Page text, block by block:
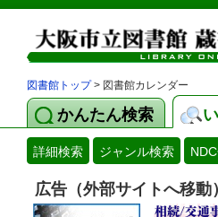
図書館トップ> 図書館カレンダー
かんたん検索
詳細検索 ジャンル検索
広告（外部サイトへ移動